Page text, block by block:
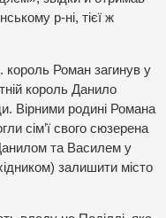
р-ні, тієї ж
король Роман загинув у
король Данило
Вірними родині Романа
сім’ї свого сюзерена
та Василем у
залишити місто